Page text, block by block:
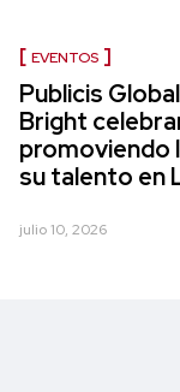
EVENTOS
Publicis
Bright
promoviendo
su talento en
julio 10, 2026